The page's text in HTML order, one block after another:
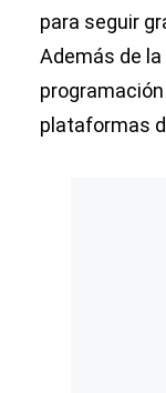
para seguir
Además de
plataformas